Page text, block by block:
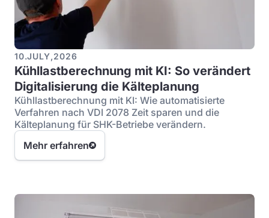
10.JULY,2026
Kühllastberechnung mit KI: So verändert
Digitalisierung die Kälteplanung
Kühllastberechnung mit KI: Wie automatisierte
Verfahren nach VDI 2078 Zeit sparen und die
Kälteplanung für SHK-Betriebe verändern.
Mehr erfahren